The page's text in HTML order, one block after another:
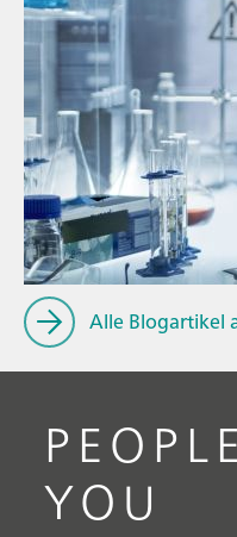
// Blogartikel
// Nahinfrarot-
// Spektroskopie
Alle Blogartikel
PEOPLE
YOU